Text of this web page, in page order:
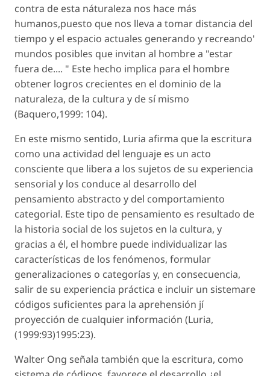
contra de esta náturaleza nos hace más
humanos,puesto que nos lleva a tomar distancia del
tiempo y el espacio actuales generando y recreando'
mundos posibles que invitan al hombre a "estar
fuera de.... " Este hecho implica para el hombre
obtener logros crecientes en el dominio de la
naturaleza, de la cultura y de sí mismo
(Baquero,1999: 104).
En este mismo sentido, Luria afirma que la escritura
como una actividad del lenguaje es un acto
consciente que libera a los sujetos de su experiencia
sensorial y los conduce al desarrollo del
pensamiento abstracto y del comportamiento
categorial. Este tipo de pensamiento es resultado de
la historia social de los sujetos en la cultura, y
gracias a él, el hombre puede individualizar las
características de los fenómenos, formular
generalizaciones o categorías y, en consecuencia,
salir de su experiencia práctica e incluir un sistemare
códigos suficientes para la aprehensión jí
proyección de cualquier información (Luria,
(1999:93)1995:23).
Walter Ong señala también que la escritura, como